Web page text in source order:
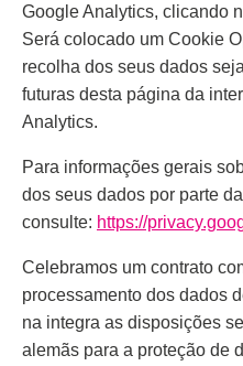
Google Analytics, clicando
Será colocado um Cookie
recolha dos seus dados
futuras desta página da
Analytics.
Para informações gerais
dos seus dados por parte
consulte: https://
Celebramos um contrato
processamento dos dados
na integra as disposições
alemãs para a proteção de